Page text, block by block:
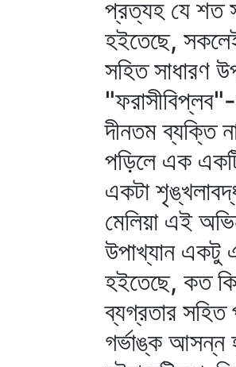
প্রত্যহ যে শত
হইতেছে,
সহিত সাধারণ
দীনতম ব্যক্তি
পড়িলে এক
একটা
মেলিয়া এই
উপাখ্যান একটু
হইতেছে, কত
ব্যগ্রতার
গর্ভাঙ্ক আসন্ন